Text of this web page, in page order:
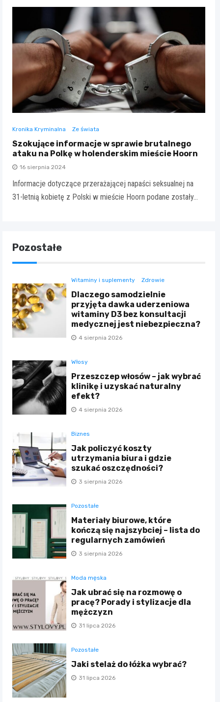
Kronika Kryminalna Ze świata
Szokujące informacje w sprawie brutalnego
ataku na Polkę w holenderskim mieście Hoorn
16 sierpnia 2024
Informacje dotyczące przerażającej napaści seksualnej na
31-letnią kobietę z Polski w mieście Hoorn podane zostały…
Pozostałe
Witaminy i suplementy Zdrowie
Dlaczego samodzielnie
przyjęta dawka uderzeniowa
witaminy D3 bez konsultacji
medycznej jest niebezpieczna?
4 sierpnia 2026
Włosy
Przeszczep włosów – jak wybrać
klinikę i uzyskać naturalny
efekt?
4 sierpnia 2026
Biznes
Jak policzyć koszty
utrzymania biura i gdzie
szukać oszczędności?
3 sierpnia 2026
Pozostałe
Materiały biurowe, które
kończą się najszybciej – lista do
regularnych zamówień
3 sierpnia 2026
Moda męska
Jak ubrać się na rozmowę o
pracę? Porady i stylizacje dla
mężczyzn
31 lipca 2026
Pozostałe
Jaki stelaż do łóżka wybrać?
31 lipca 2026